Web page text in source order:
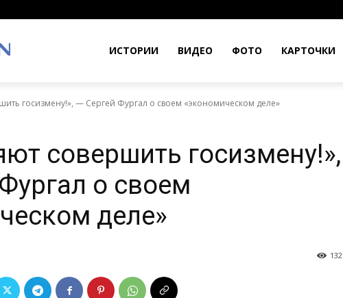
ИСТОРИИ ВИДЕО ФОТО КАРТОЧКИ
госизмену!», — Сергей Фургал о своем «экономическом деле»
совершить госизмену!»,
о своем
деле»
132